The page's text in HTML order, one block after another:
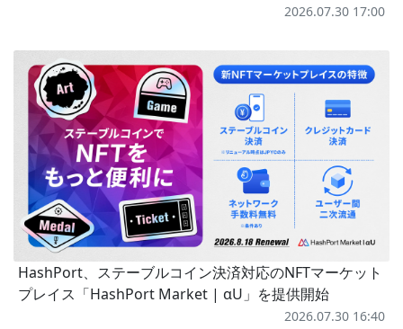
2026.07.30 17:00
HashPort、ステーブルコイン決済対応のNFTマーケット
プレイス「HashPort Market | αU」を提供開始
2026.07.30 16:40